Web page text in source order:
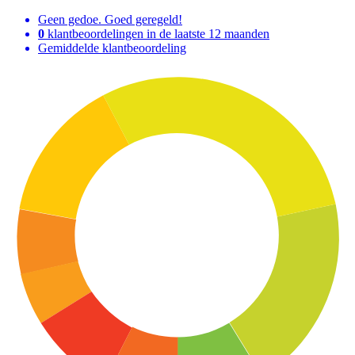
Geen gedoe. Goed geregeld!
0 klantbeoordelingen in de laatste 12 maanden
Gemiddelde klantbeoordeling